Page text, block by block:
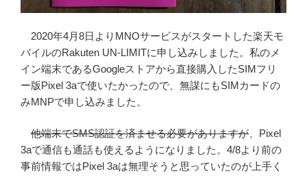
2020年4月8日よりMNOサービスがスタートした楽天モ
バイルのRakuten UN-LIMITに申し込みしました。私のメ
イン端末であるGoogleストアから直接購入したSIMフリ
ー版Pixel 3aで使いたかったので、無謀にもSIMカードの
みMNPで申し込みました。
他端末でSMS認証を済ませる必要がありますが 、Pixel
3aで通信も通話も使えるようになりました。4/8より前の
事前情報ではPixel 3aは無理そうと思っていたのが上手く